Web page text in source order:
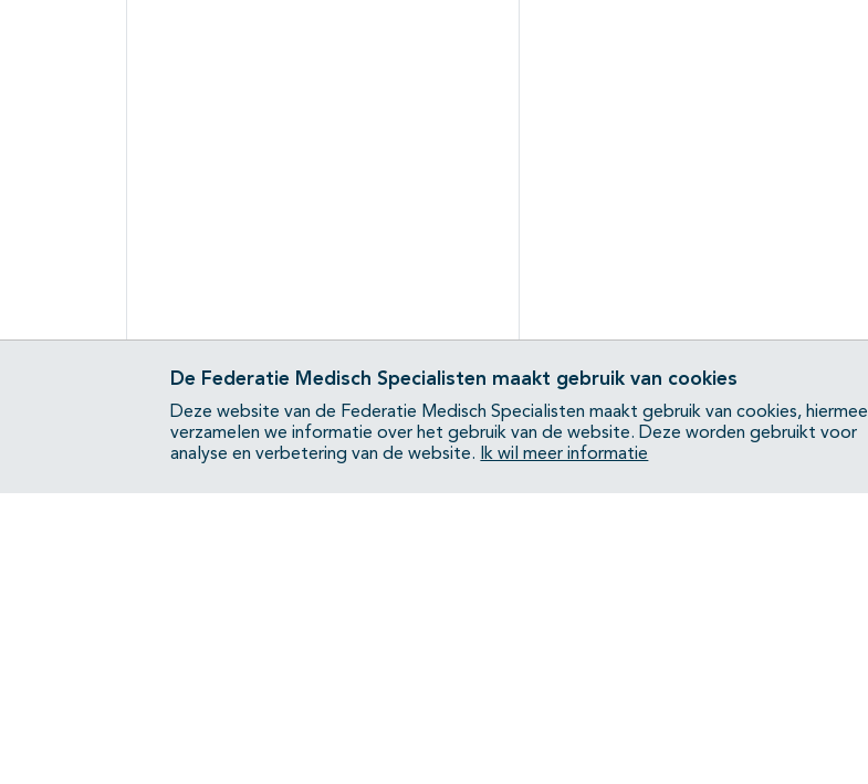
De Federatie Medisch Specialisten maakt gebruik van cookies
Deze website van de Federatie Medisch Specialisten maakt gebruik van cookies, hiermee
verzamelen we informatie over het gebruik van de website. Deze worden gebruikt voor
analyse en verbetering van de website.
Ik wil meer informatie